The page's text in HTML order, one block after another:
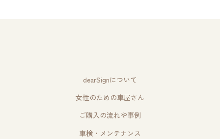
dearSignについて
女性のための車屋さん
ご購入の流れや事例
車検・メンテナンス